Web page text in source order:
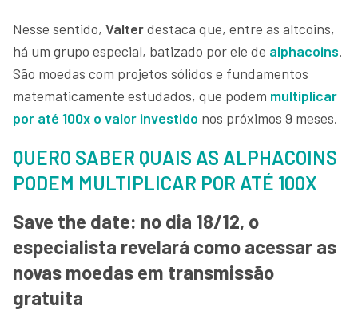
Nesse sentido, Valterdestaca que, entre as altcoins,
há um grupo especial, batizado por ele de alphacoins.
São moedas com projetos sólidos e fundamentos
matematicamente estudados, que podem multiplicar
por até 100x o valor investido nos próximos 9 meses.
QUERO SABER QUAIS AS ALPHACOINS
PODEM MULTIPLICAR POR ATÉ 100X
Save the date: no dia 18/12, o
especialista revelará como acessar as
novas moedas em transmissão
gratuita